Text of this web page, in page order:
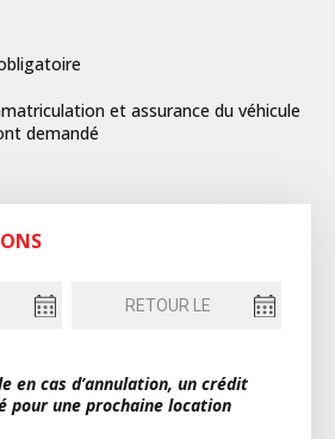
et assurance du véhicule
demandé
en cas d’annulation, un crédit
pour une prochaine location